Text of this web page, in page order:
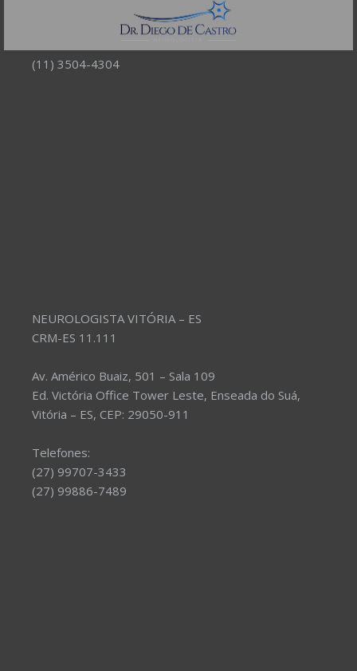
(11) 3504-4304
NEUROLOGISTA VITÓRIA – ES
CRM-ES 11.111
Av. Américo Buaiz, 501 – Sala 109
Ed. Victória Office Tower Leste, Enseada do Suá,
Vitória – ES, CEP: 29050-911
Telefones:
(27) 99707-3433
(27) 99886-7489